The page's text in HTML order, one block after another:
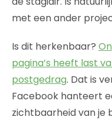
met een ander
Is dit herkenbaar?
pagina’s heeft last
postgedrag. Dat is
Facebook hanteert
zichtbaarheid van je